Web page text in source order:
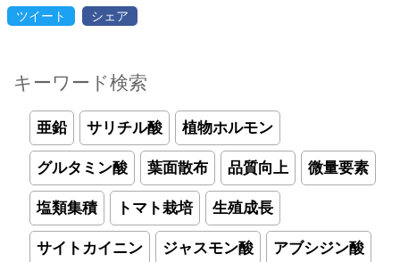
ツイート シェア
キーワード検索
亜鉛 サリチル酸 植物ホルモン
グルタミン酸 葉面散布 品質向上 微量要素
塩類集積 トマト栽培 生殖成長
サイトカイニン ジャスモン酸 アブシジン酸